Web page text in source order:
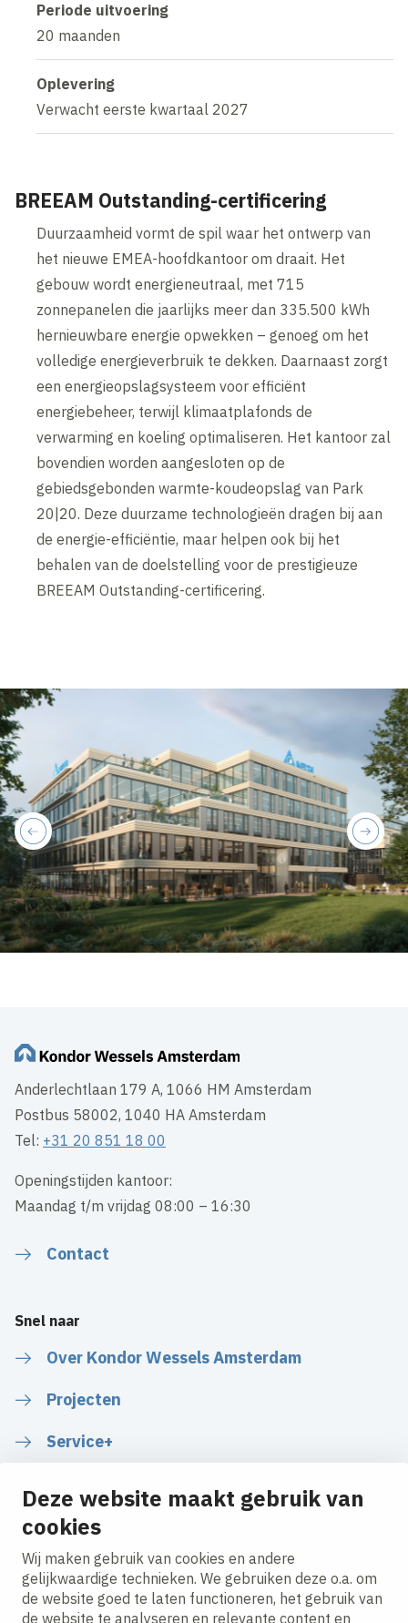
Deze website maakt gebruik van
cookies
Wij maken gebruik van cookies en andere
gelijkwaardige technieken. We gebruiken deze o.a. om
de website goed te laten functioneren, het gebruik van
de website te analyseren en relevante content en
Periode uitvoering
20 maanden
Oplevering
Verwacht eerste kwartaal 2027
BREEAM Outstanding-certificering
Duurzaamheid vormt de spil waar het ontwerp van
het nieuwe EMEA-hoofdkantoor om draait. Het
gebouw wordt energieneutraal, met 715
zonnepanelen die jaarlijks meer dan 335.500 kWh
hernieuwbare energie opwekken – genoeg om het
volledige energieverbruik te dekken. Daarnaast zorgt
een energieopslagsysteem voor efficiënt
energiebeheer, terwijl klimaatplafonds de
verwarming en koeling optimaliseren. Het kantoor zal
bovendien worden aangesloten op de
gebiedsgebonden warmte-koudeopslag van Park
20|20. Deze duurzame technologieën dragen bij aan
de energie-efficiëntie, maar helpen ook bij het
behalen van de doelstelling voor de prestigieuze
BREEAM Outstanding-certificering.
next
previous
Anderlechtlaan 179 A, 1066 HM Amsterdam
Postbus 58002, 1040 HA Amsterdam
Tel: +31 20 851 18 00
Openingstijden kantoor:
Maandag t/m vrijdag 08:00 – 16:30
Contact
Snel naar
Over Kondor Wessels Amsterdam
Projecten
Service+
LinkedInInstagram